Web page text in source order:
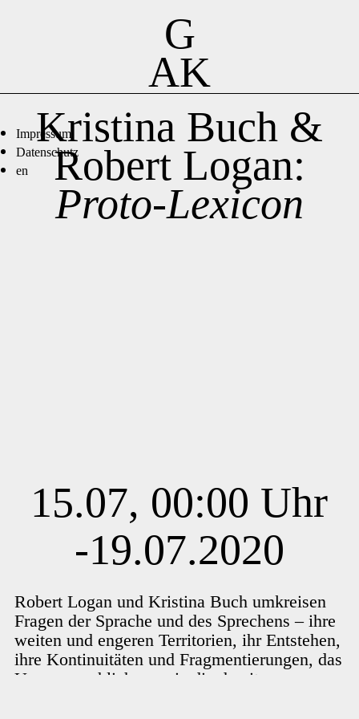
G
AK
Impressum
Datenschutz
en
Kristina Buch &
Robert Logan:
Proto-Lexicon
15.07, 00:00 Uhr
-19.07.2020
Robert Logan und Kristina Buch umkreisen
Fragen der Sprache und des Sprechens – ihre
weiten und engeren Territorien, ihr Entstehen,
ihre Kontinuitäten und Fragmentierungen, das
Unaussprechliche sowie die damit